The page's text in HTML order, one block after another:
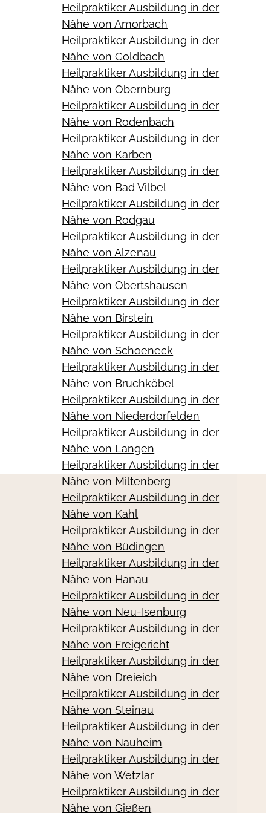
Heilpraktiker Ausbildung in der
Nähe von Amorbach
Heilpraktiker Ausbildung in der
Nähe von Goldbach
Heilpraktiker Ausbildung in der
Nähe von Obernburg
Heilpraktiker Ausbildung in der
Nähe von Rodenbach
Heilpraktiker Ausbildung in der
Nähe von Karben
Heilpraktiker Ausbildung in der
Nähe von Bad Vilbel
Heilpraktiker Ausbildung in der
Nähe von Rodgau
Heilpraktiker Ausbildung in der
Nähe von Alzenau
Heilpraktiker Ausbildung in der
Nähe von Obertshausen
Heilpraktiker Ausbildung in der
Nähe von Birstein
Heilpraktiker Ausbildung in der
Nähe von Schoeneck
Heilpraktiker Ausbildung in der
Nähe von Bruchköbel
Heilpraktiker Ausbildung in der
Nähe von Niederdorfelden
Heilpraktiker Ausbildung in der
Nähe von Langen
Heilpraktiker Ausbildung in der
Nähe von Miltenberg
Heilpraktiker Ausbildung in der
Nähe von Kahl
Heilpraktiker Ausbildung in der
Nähe von Büdingen
Heilpraktiker Ausbildung in der
Nähe von Hanau
Heilpraktiker Ausbildung in der
Nähe von Neu-Isenburg
Heilpraktiker Ausbildung in der
Nähe von Freigericht
Heilpraktiker Ausbildung in der
Nähe von Dreieich
Heilpraktiker Ausbildung in der
Nähe von Steinau
Heilpraktiker Ausbildung in der
Nähe von Nauheim
Heilpraktiker Ausbildung in der
Nähe von Wetzlar
Heilpraktiker Ausbildung in der
Nähe von Gießen